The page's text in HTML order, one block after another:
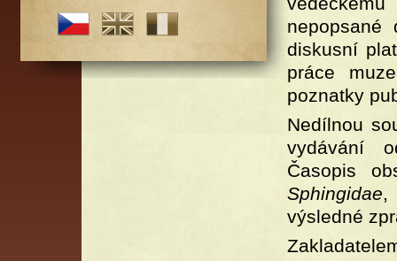
nepopsané
diskusní
práce
poznatky
Nedílnou
vydávání
Časopis
Sphingidae,
výsledné